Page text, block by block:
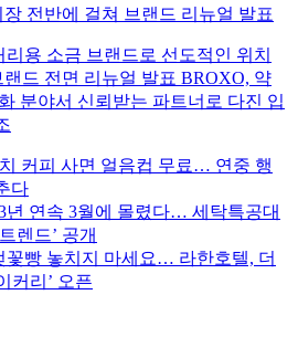
전반에 걸쳐 브랜드 리뉴얼 발표
용 소금 브랜드로 선도적인 위치
드 전면 리뉴얼 발표 BROXO, 약
분야서 신뢰받는 파트너로 다진 입
커피 사면 얼음컵 무료… 연중 행
다
년 연속 3월에 몰렸다… 세탁특공대
렌드’ 공개
꽃빵 놓치지 마세요… 라한호텔, 더
커리’ 오픈